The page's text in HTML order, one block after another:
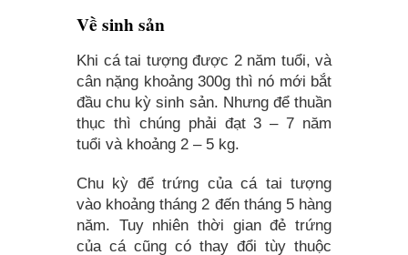
Về sinh sản
Khi cá tai tượng được 2 năm tuổi, và
cân nặng khoảng 300g thì nó mới bắt
đầu chu kỳ sinh sản. Nhưng để thuần
thục thì chúng phải đạt 3 – 7 năm
tuổi và khoảng 2 – 5 kg.
Chu kỳ để trứng của cá tai tượng
vào khoảng tháng 2 đến tháng 5 hàng
năm. Tuy nhiên thời gian đẻ trứng
của cá cũng có thay đổi tùy thuộc